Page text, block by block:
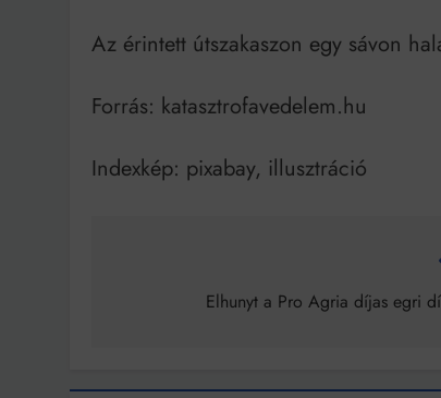
Az érintett útszakaszon egy sávon
Forrás: katasztrofavedelem.hu
Indexkép: pixabay, illusztráció
navigációElhunyt a Pro Agria díjas egri